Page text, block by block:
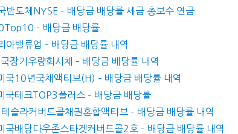
반도체NYSE – 배당금 배당률 세금 총보수 연금
– 배당금 배당률
아밸류업 – 배당금 배당률 내역
장기우량회사채 – 배당금 배당률 내역
국10년국채액티브(H) – 배당금 배당률 내역
국테크TOP3플러스 – 배당금 배당률
슬라커버드콜채권혼합액티브 – 배당금 배당률 내역
국배당다우존스타겟커버드콜2호 – 배당금 배당률 내역